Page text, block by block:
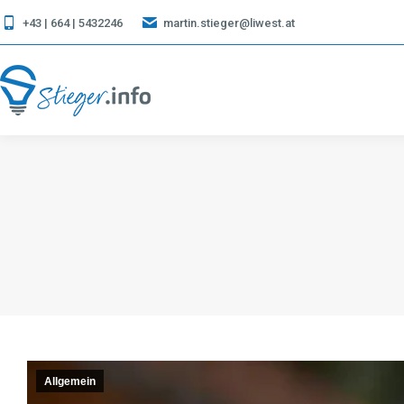
+43 | 664 | 5432246 martin.stieger@liwest.at
Allgemein